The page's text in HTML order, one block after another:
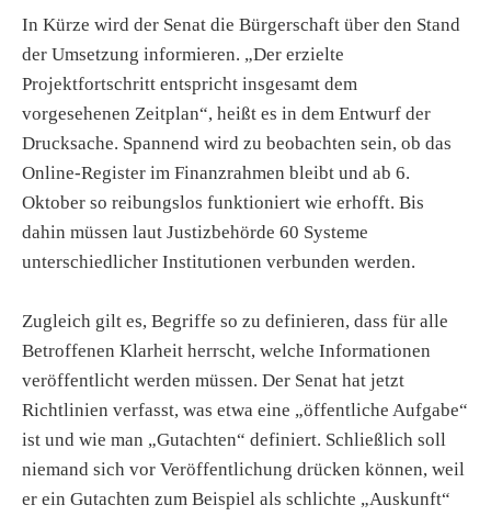
In Kürze wird der Senat die Bürgerschaft über den Stand
der Umsetzung informieren. „Der erzielte
Projektfortschritt entspricht insgesamt dem
vorgesehenen Zeitplan“, heißt es in dem Entwurf der
Drucksache. Spannend wird zu beobachten sein, ob das
Online-Register im Finanzrahmen bleibt und ab 6.
Oktober so reibungslos funktioniert wie erhofft. Bis
dahin müssen laut Justizbehörde 60 Systeme
unterschiedlicher Institutionen verbunden werden.
Zugleich gilt es, Begriffe so zu definieren, dass für alle
Betroffenen Klarheit herrscht, welche Informationen
veröffentlicht werden müssen. Der Senat hat jetzt
Richtlinien verfasst, was etwa eine „öffentliche Aufgabe“
ist und wie man „Gutachten“ definiert. Schließlich soll
niemand sich vor Veröffentlichung drücken können, weil
er ein Gutachten zum Beispiel als schlichte „Auskunft“